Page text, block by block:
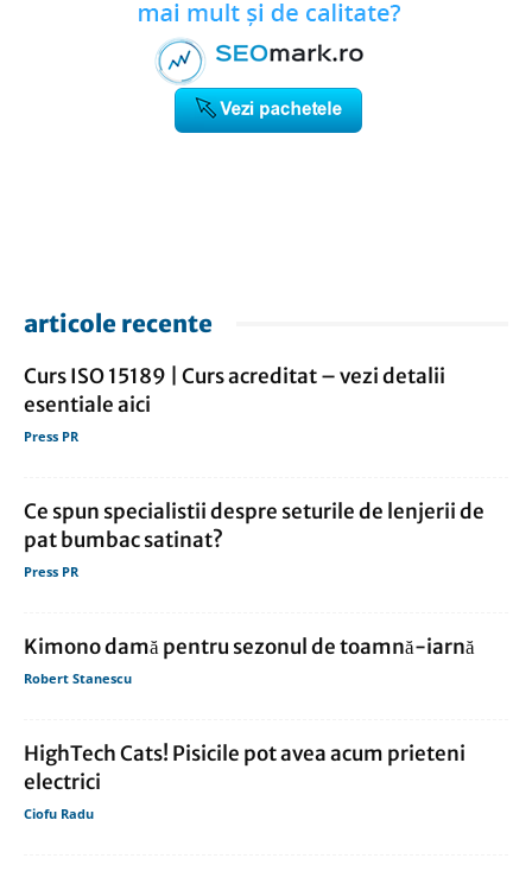
articole recente
Curs ISO 15189 | Curs acreditat – vezi detalii
esentiale aici
Press PR
Ce spun specialistii despre seturile de lenjerii de
pat bumbac satinat?
Press PR
Kimono damă pentru sezonul de toamnă-iarnă
Robert Stanescu
HighTech Cats! Pisicile pot avea acum prieteni
electrici
Ciofu Radu